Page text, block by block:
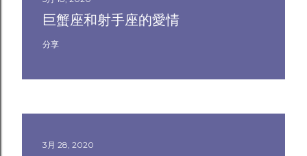
巨蟹座和射手座的愛情
分享
3月 28, 2020